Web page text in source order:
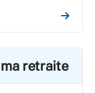
retraite